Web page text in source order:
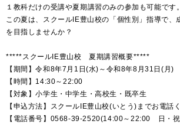
１教科だけの受講や夏期講習のみの参加も可能です。
この夏は、スクールIE豊山校の「個性別」指導で、
を目指しませんか？
*****スクールIE豊山校 夏期講習概要*****
【期間】令和8年7月1日(水)～令和8年8月31日(月)
【時間】14:30～22:00
【対象】小学生・中学生・高校生・既卒生
【申込方法】スクールIE豊山校(いとう)までお電話
【電話番号】0568-39-2520(14:00～22:00 日・